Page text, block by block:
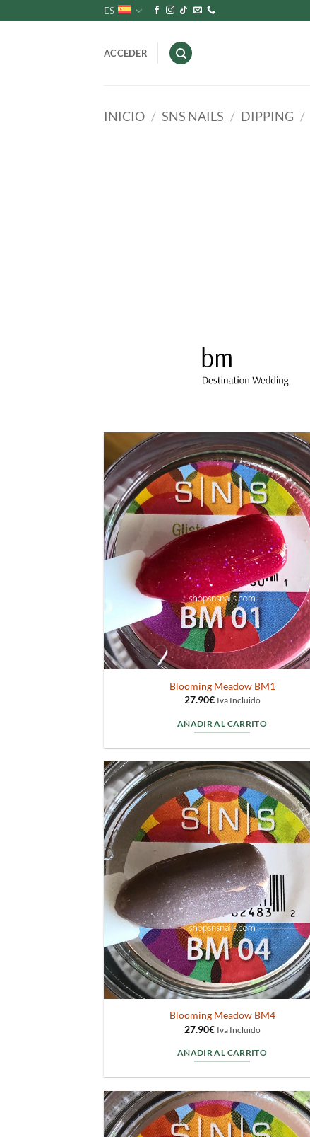
al
ES
ACCEDER
INICIO / SNS NAILS / DIPPING /
Blooming Meadow BM1
27.90€ Iva Incluido
AÑADIR AL CARRITO
Blooming Meadow BM4
27.90€ Iva Incluido
AÑADIR AL CARRITO